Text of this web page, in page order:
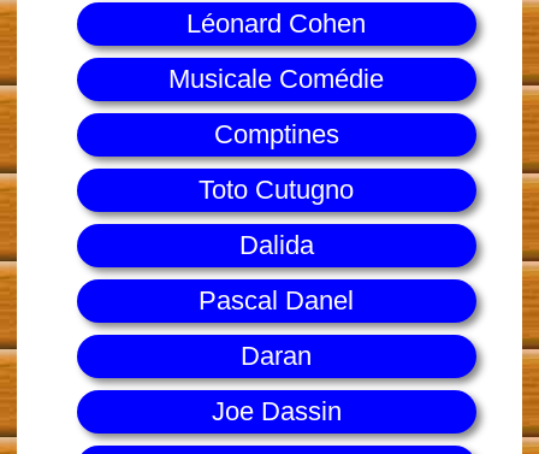
Léonard Cohen
Musicale Comédie
Comptines
Toto Cutugno
Dalida
Pascal Danel
Daran
Joe Dassin